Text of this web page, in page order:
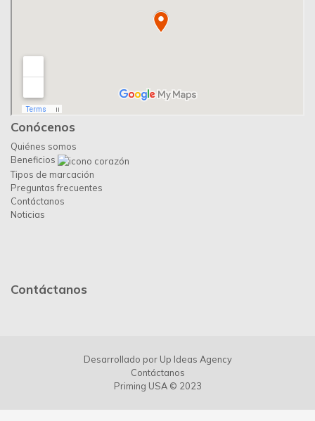
Conócenos
Quiénes somos
Beneficios
Tipos de marcación
Preguntas frecuentes
Contáctanos
Noticias
Contáctanos
Desarrollado por Up Ideas Agency
Contáctanos
Priming USA © 2023